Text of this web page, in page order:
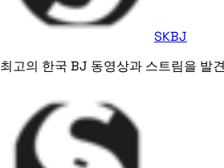
SKBJ
최고의 한국 BJ 동영상과 스트림을 발